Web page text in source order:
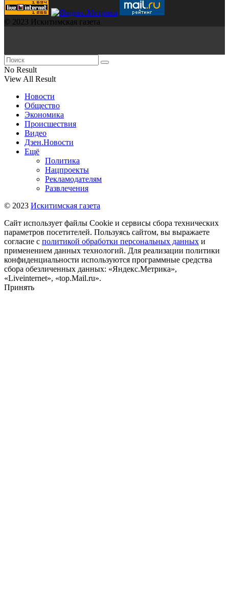
© 2023 Искитимская газета
No Result
View All Result
Новости
Общество
Экономика
Происшествия
Видео
Дзен.Новости
Ещё
Политика
Нацпроекты
Рекламодателям
Развлечения
© 2023 Искитимская газета
Сайт использует файлы Cookie и сервисы сбора технических
параметров посетителей. Пользуясь сайтом, вы выражаете
согласие с политикой обработки персональных данных и
применением данных технологий. Для реализации политики
конфиденциальности используются программные средства
сбора обезличенных данных: «Яндекс.Метрика»,
«Liveinternet», «top.Mail.ru».
Принять